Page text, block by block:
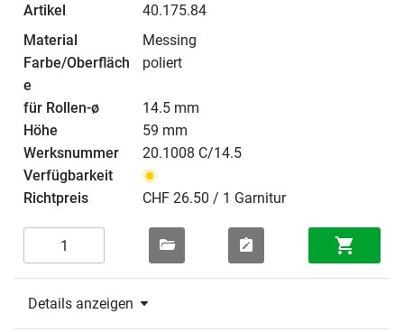
40.175.84
Messing
poliert
14.5 mm
59 mm
20.1008 C/14.5
CHF 26.50 / 1 Garnitur
Details anzeigen